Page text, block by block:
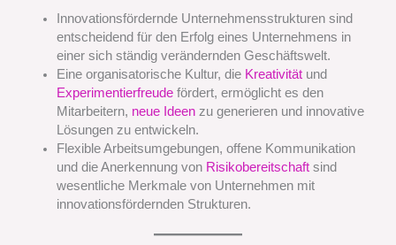
Innovationsfördernde Unternehmensstrukturen sind
entscheidend für den Erfolg eines Unternehmens in
einer sich ständig verändernden Geschäftswelt.
Eine organisatorische Kultur, die Kreativitätund
Experimentierfreudefördert, ermöglicht es den
Mitarbeitern, neue Ideenzu generieren und innovative
Lösungen zu entwickeln.
Flexible Arbeitsumgebungen, offene Kommunikation
und die Anerkennung von Risikobereitschaftsind
wesentliche Merkmale von Unternehmen mit
innovationsfördernden Strukturen.